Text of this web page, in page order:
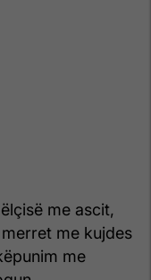
me ascit,
me kujdes
me